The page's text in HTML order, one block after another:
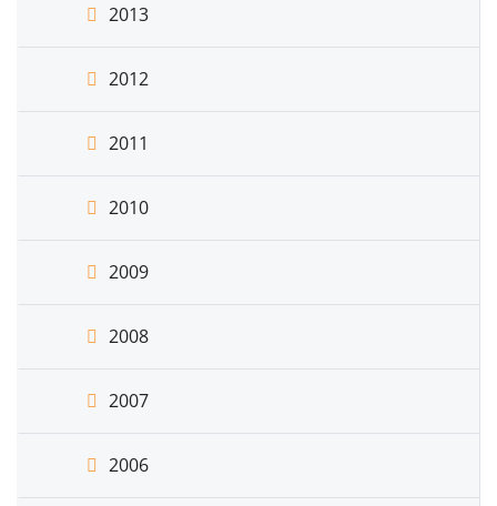
2013
2012
2011
2010
2009
2008
2007
2006